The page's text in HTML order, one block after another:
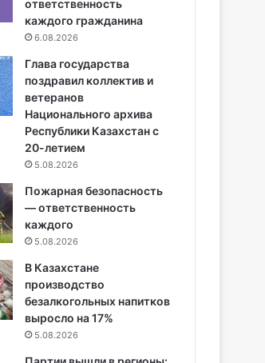
ответственность
каждого гражданина
6.08.2026
Глава государства
поздравил коллектив и
ветеранов
Национального архива
Республики Казахстан с
20-летием
5.08.2026
Пожарная безопасность
— ответственность
каждого
5.08.2026
В Казахстане
производство
безалкогольных напитков
выросло на 17%
5.08.2026